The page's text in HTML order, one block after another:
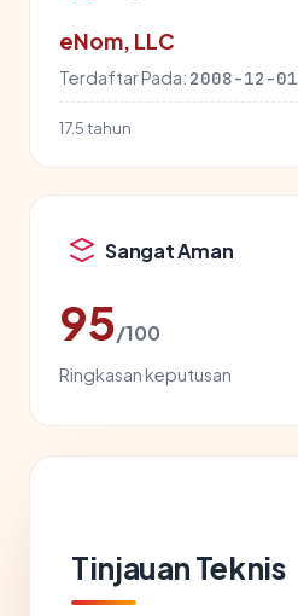
eNom, LLC
Terdaftar Pada: 2008-12-01
17.5 tahun
Sangat Aman
95/100
Ringkasan keputusan
Tinjauan Teknis